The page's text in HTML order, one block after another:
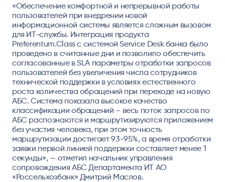
«Обеспечение комфортной и непрерывной работы
пользователей при внедрении новой
информационной системы является сложным вызовом
для ИТ-службы. Интеграция продукта
Preferentum.Class с системой Service Desk банка было
проведено в считанные дни и позволило обеспечить
согласованные в SLA параметры отработки запросов
пользователей без увеличения числа сотрудников
технической поддержки в условиях естественного
роста количества обращений при переходе на новую
АБС. Система показала высокое качество
классификации обращений – весь поток запросов по
АБС распознаются и маршрутизируются приложением
без участия человека, при этом точность
маршрутизации достигает 93-95%, а время отработки
заявки первой линией поддержки составляет менее 1
секунды», — отметил начальник управления
сопровождения АБС Департамента ИТ АО
«Россельхозбанк» Дмитрий Маслов.